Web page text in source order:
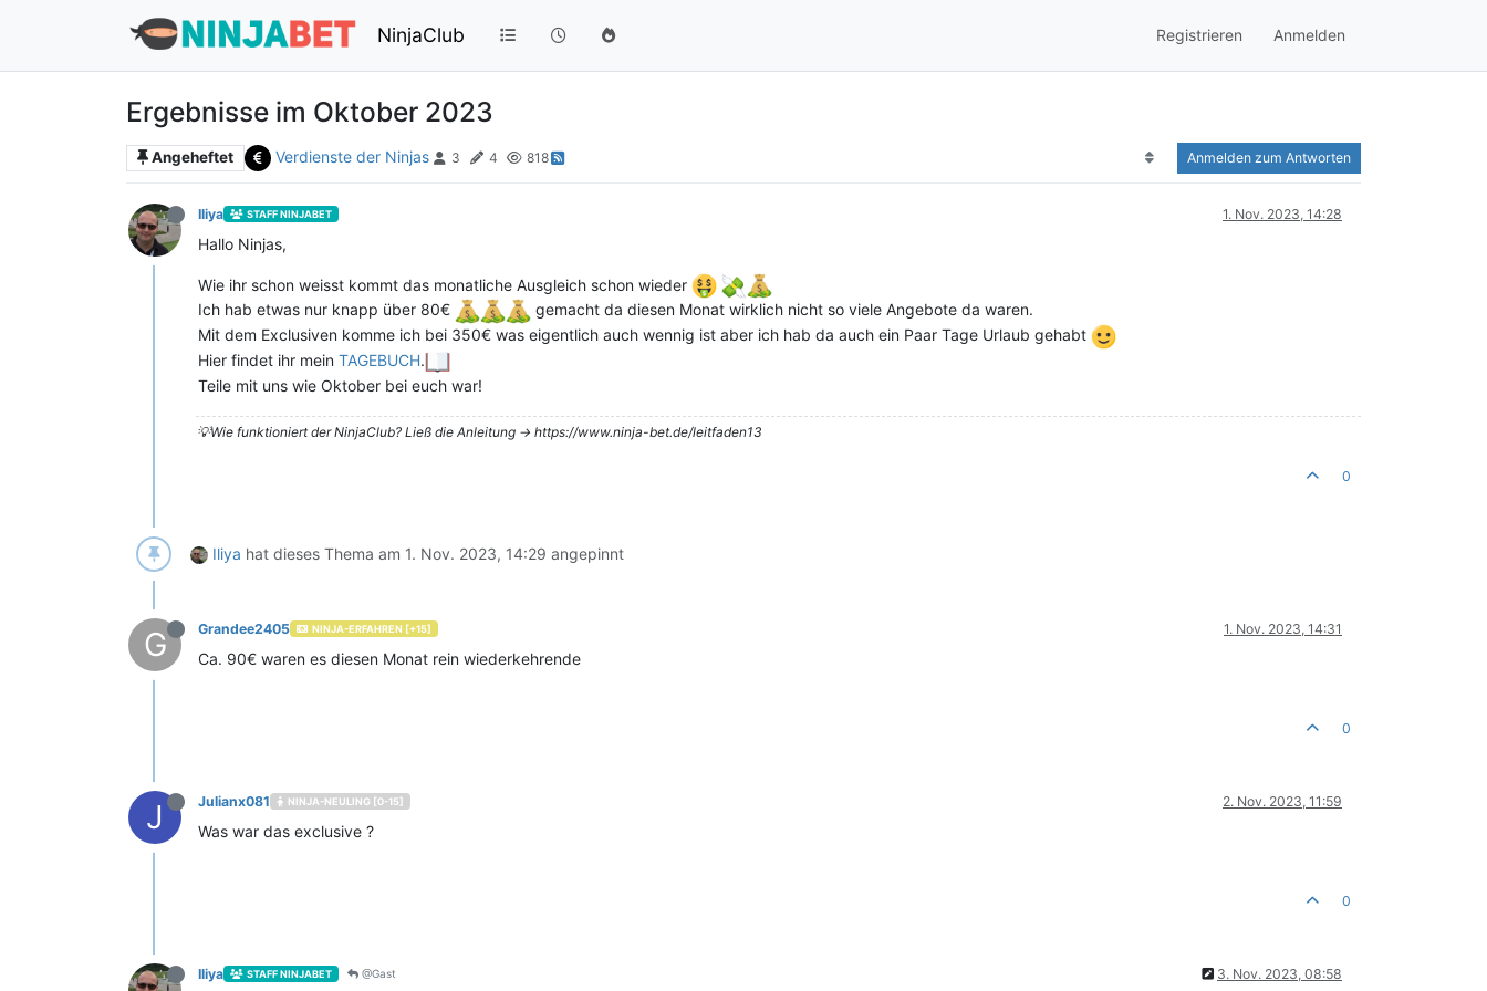
NinjaClub Registrieren Anmelden
Ergebnisse im Oktober 2023
Angeheftet Verdienste der Ninjas 3 4 818 Anmelden zum Antworten
Iliya STAFF NINJABET 1. Nov. 2023, 14:28
Hallo Ninjas,
Wie ihr schon weisst kommt das monatliche Ausgleich schon wieder
Ich hab etwas nur knapp über 80€
gemacht da diesen Monat wirklich nicht so viele Angebote da waren.
Mit dem Exclusiven komme ich bei 350€ was eigentlich auch wennig ist aber ich hab da auch ein Paar Tage Urlaub gehabt
Hier findet ihr mein TAGEBUCH.
Teile mit uns wie Oktober bei euch war!
💡Wie funktioniert der NinjaClub? Ließ die Anleitung -> https://www.ninja-bet.de/leitfaden13
0
Iliya hat dieses Thema am 1. Nov. 2023, 14:29 angepinnt
G Grandee2405 NINJA-ERFAHREN [+15] 1. Nov. 2023, 14:31
Ca. 90€ waren es diesen Monat rein wiederkehrende
0
J Julianx081 NINJA-NEULING [0-15] 2. Nov. 2023, 11:59
Was war das exclusive ?
0
Iliya STAFF NINJABET @Gast 3. Nov. 2023, 08:58